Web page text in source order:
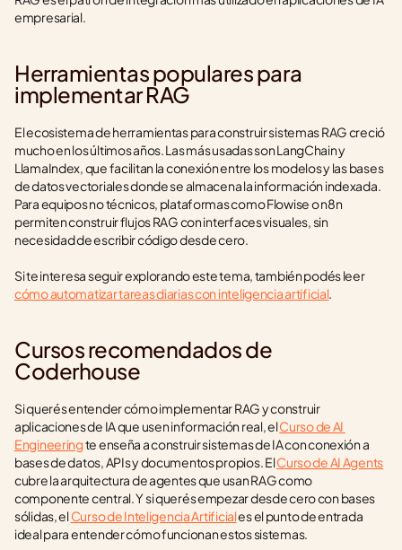
empresarial.
Herramientas populares para
implementar RAG
El ecosistema de herramientas para construir sistemas RAG creció
mucho en los últimos años. Las más usadas son LangChain y
LlamaIndex, que facilitan la conexión entre los modelos y las bases
de datos vectoriales donde se almacena la información indexada.
Para equipos no técnicos, plataformas como Flowise o n8n
permiten construir flujos RAG con interfaces visuales, sin
necesidad de escribir código desde cero.
Si te interesa seguir explorando este tema, también podés leer
cómo automatizar tareas diarias con inteligencia artificial.
Cursos recomendados de
Coderhouse
Si querés entender cómo implementar RAG y construir
aplicaciones de IA que usen información real, el Curso de AI
Engineering te enseña a construir sistemas de IA con conexión a
bases de datos, APIs y documentos propios. El Curso de AI Agents
cubre la arquitectura de agentes que usan RAG como
componente central. Y si querés empezar desde cero con bases
sólidas, el Curso de Inteligencia Artificial es el punto de entrada
ideal para entender cómo funcionan estos sistemas.